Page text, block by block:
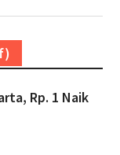
Rp. 1 Naik